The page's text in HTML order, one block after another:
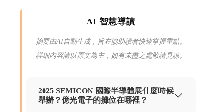
AI 智慧導讀
摘要由AI自動生成，旨在協助讀者快速掌握重點。
詳細內容請以原文為主，如有未盡之處敬請見諒。
2025 SEMICON 國際半導體展什麼時候
舉辦？億光電子的攤位在哪裡？